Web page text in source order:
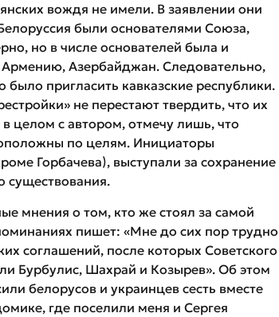
вождя не имели. В заявлении они
были основателями Союза,
но в числе основателей была и
Азербайджан. Следовательно,
пригласить кавказские республики.
не перестают твердить, что их
целом с автором, отмечу лишь, что
по целям. Инициаторы
Горбачева), выступали за сохранение
существования.
мнения о том, кто же стоял за самой
пишет: «Мне до сих пор трудно
соглашений, после которых Советского
Бурбулис, Шахрай и Козырев». Об этом
белорусов и украинцев сесть вместе
где поселили меня и Сергея